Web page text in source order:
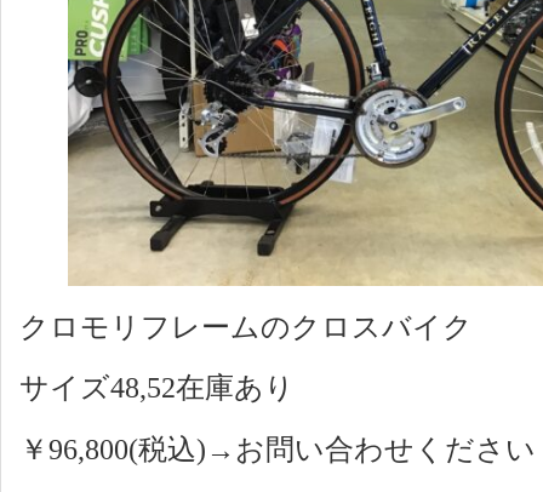
クロモリフレームのクロスバイク
サイズ48,52在庫あり
￥96,800(税込)→お問い合わせください